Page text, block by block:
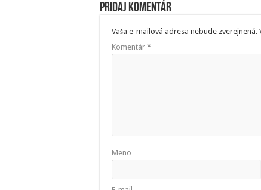
Pridaj komentár
Vaša e-mailová adresa nebude zverejnená.
Komentár *
Meno